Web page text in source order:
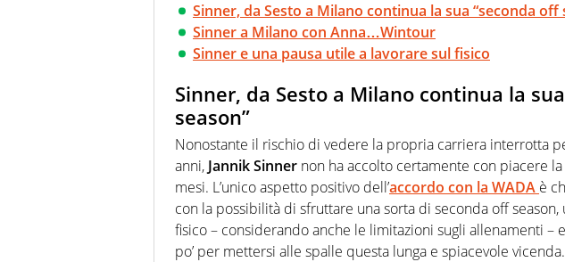
Sinner, da Sesto a Milano continua la sua “seconda off
Sinner a Milano con Anna…Wintour
Sinner e una pausa utile a lavorare sul fisico
Sinner, da Sesto a Milano continua la
season”
Nonostante il rischio di vedere la propria carriera interrotta
anni, Jannik Sinner non ha accolto certamente con piacere la
mesi. L’unico aspetto positivo dell’accordo con la WADA è
con la possibilità di sfruttare una sorta di seconda off
fisico – considerando anche le limitazioni sugli allenamenti –
po’ per mettersi alle spalle questa lunga e spiacevole vicenda.